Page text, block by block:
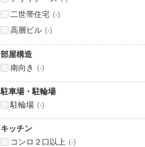
二世帯住宅 (-)
高層ビル (-)
部屋構造
南向き
(-)
駐車場・駐輪場
駐輪場 (-)
キッチン
コンロ２口以上 (-)